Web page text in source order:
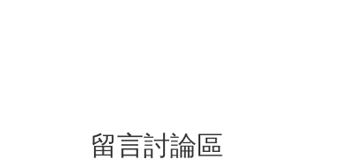
留言討論區